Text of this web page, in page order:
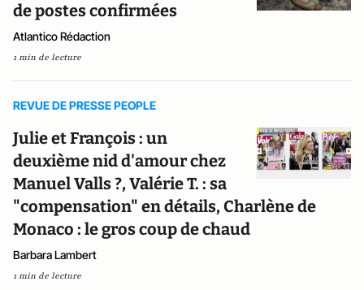
de postes confirmées
Atlantico Rédaction
1 min de lecture
REVUE DE PRESSE PEOPLE
Julie et François : un
deuxième nid d'amour chez
Manuel Valls ?, Valérie T. : sa
"compensation" en détails, Charlène de
Monaco : le gros coup de chaud
Barbara Lambert
1 min de lecture